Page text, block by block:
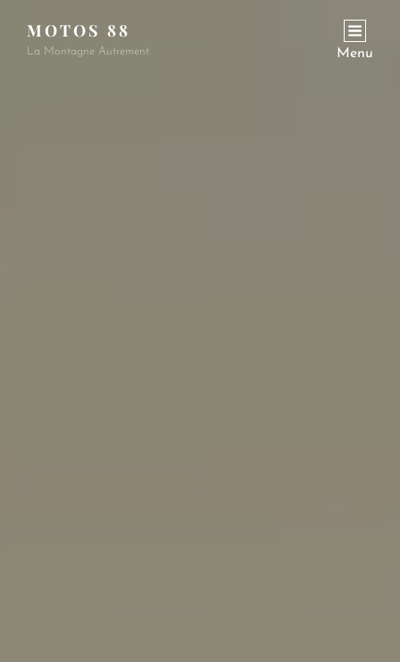
MOTOS 88
La Montagne Autrement Menu